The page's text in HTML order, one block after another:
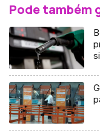
Pode também